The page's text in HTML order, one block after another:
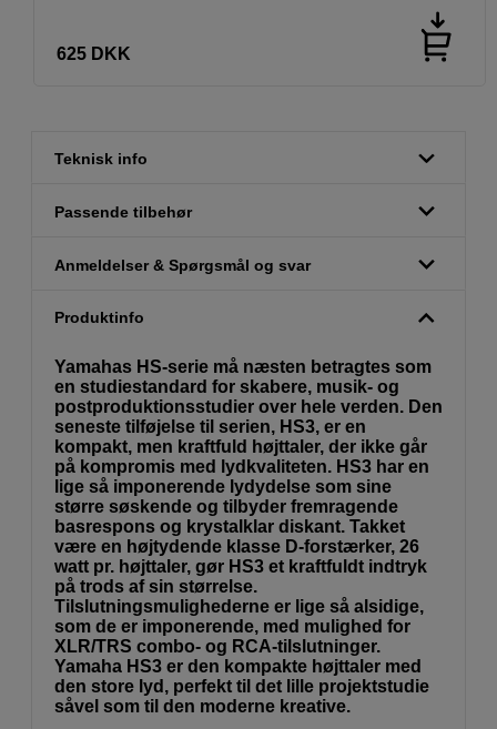
625 DKK
Teknisk info
Passende tilbehør
Anmeldelser & Spørgsmål og svar
Produktinfo
Yamahas HS-serie må næsten betragtes som
en studiestandard for skabere, musik- og
postproduktionsstudier over hele verden. Den
seneste tilføjelse til serien, HS3, er en
kompakt, men kraftfuld højttaler, der ikke går
på kompromis med lydkvaliteten. HS3 har en
lige så imponerende lydydelse som sine
større søskende og tilbyder fremragende
basrespons og krystalklar diskant. Takket
være en højtydende klasse D-forstærker, 26
watt pr. højttaler, gør HS3 et kraftfuldt indtryk
på trods af sin størrelse.
Tilslutningsmulighederne er lige så alsidige,
som de er imponerende, med mulighed for
XLR/TRS combo- og RCA-tilslutninger.
Yamaha HS3 er den kompakte højttaler med
den store lyd, perfekt til det lille projektstudie
såvel som til den moderne kreative.